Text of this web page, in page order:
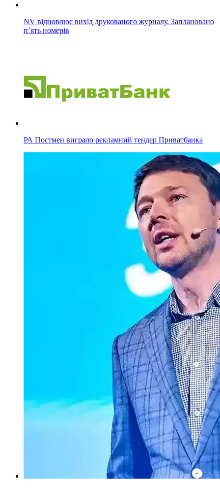
NV відновлює вихід друкованого журналу. Заплановано
п’ять номерів
РА Постмен виграло рекламний тендер Приватбанка